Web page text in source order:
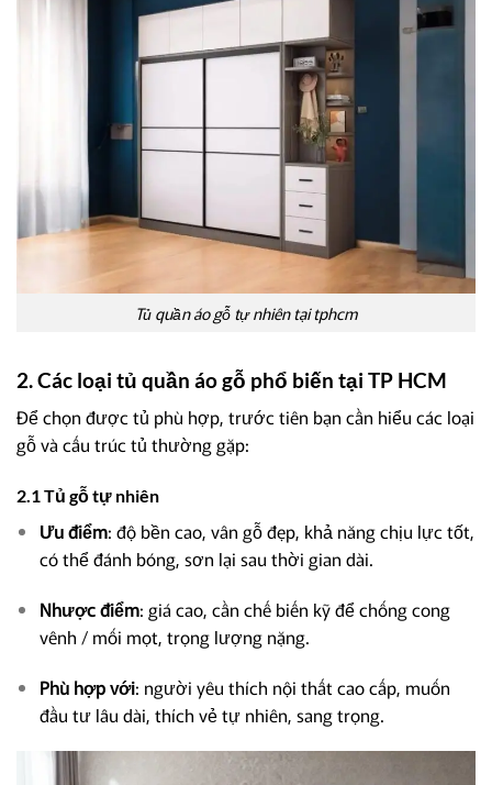
Tủ quần áo gỗ tự nhiên tại tphcm
2. Các loại tủ quần áo gỗ phổ biến tại TP HCM
Để chọn được tủ phù hợp, trước tiên bạn cần hiểu các loại
gỗ và cấu trúc tủ thường gặp:
2.1 Tủ gỗ tự nhiên
Ưu điểm: độ bền cao, vân gỗ đẹp, khả năng chịu lực tốt,
có thể đánh bóng, sơn lại sau thời gian dài.
Nhược điểm: giá cao, cần chế biến kỹ để chống cong
vênh / mối mọt, trọng lượng nặng.
Phù hợp với: người yêu thích nội thất cao cấp, muốn
đầu tư lâu dài, thích vẻ tự nhiên, sang trọng.